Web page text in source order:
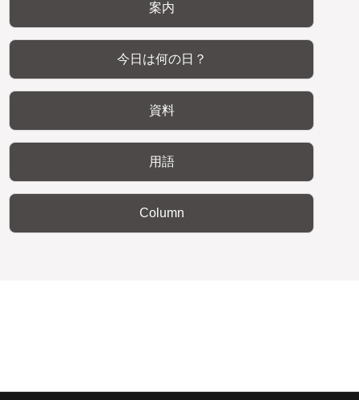
案内
今日は何の日？
資料
用語
Column